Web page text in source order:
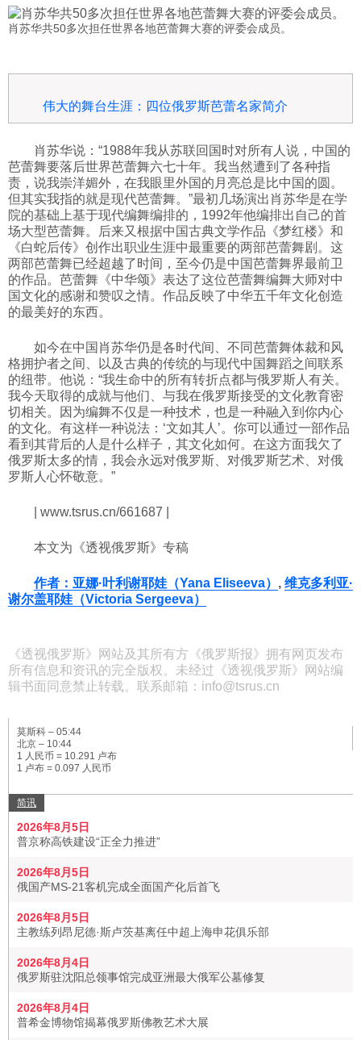
肖苏华共50多次担任世界各地芭蕾舞大赛的评委会成员。
伟大的舞台生涯：四位俄罗斯芭蕾名家简介
肖苏华说：“1988年我从苏联回国时对所有人说，中国的
芭蕾舞要落后世界芭蕾舞六七十年。我当然遭到了各种指
责，说我崇洋媚外，在我眼里外国的月亮总是比中国的圆。
但其实我指的就是现代芭蕾舞。”最初几场演出肖苏华是在学
院的基础上基于现代编舞编排的，1992年他编排出自己的首
场大型芭蕾舞。后来又根据中国古典文学作品《梦红楼》和
《白蛇后传》创作出职业生涯中最重要的两部芭蕾舞剧。这
两部芭蕾舞已经超越了时间，至今仍是中国芭蕾舞界最前卫
的作品。芭蕾舞《中华颂》表达了这位芭蕾舞编舞大师对中
国文化的感谢和赞叹之情。作品反映了中华五千年文化创造
的最美好的东西。
如今在中国肖苏华仍是各时代间、不同芭蕾舞体裁和风
格拥护者之间、以及古典的传统的与现代中国舞蹈之间联系
的纽带。他说：“我生命中的所有转折点都与俄罗斯人有关。
我今天取得的成就与他们、与我在俄罗斯接受的文化教育密
切相关。因为编舞不仅是一种技术，也是一种融入到你内心
的文化。有这样一种说法：‘文如其人’。你可以通过一部作品
看到其背后的人是什么样子，其文化如何。在这方面我欠了
俄罗斯太多的情，我会永远对俄罗斯、对俄罗斯艺术、对俄
罗斯人心怀敬意。”
| www.tsrus.cn/661687 |
本文为《透视俄罗斯》专稿
作者：亚娜·叶利谢耶娃（Yana Eliseeva） , 维克多利亚·
谢尔盖耶娃（Victoria Sergeeva）
《透视俄罗斯》网站及其所有方《俄罗斯报》拥有网页发布
所有信息和资讯的完全版权。未经过《透视俄罗斯》网站编
辑书面同意禁止转载。联系邮箱：info@tsrus.cn
莫斯科 – 05:44
北京 – 10:44
1 人民币 = 10.291 卢布
1 卢布 = 0.097 人民币
简讯
2026年8月5日
普京称高铁建设“正全力推进”
2026年8月5日
俄国产MS-21客机完成全面国产化后首飞
2026年8月5日
主教练列昂尼德·斯卢茨基离任中超上海申花俱乐部
2026年8月4日
俄罗斯驻沈阳总领事馆完成亚洲最大俄军公墓修复
2026年8月4日
普希金博物馆揭幕俄罗斯佛教艺术大展